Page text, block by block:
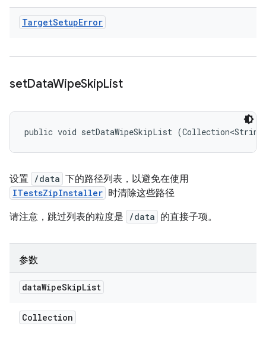
TargetSetupError
setDataWipeSkipList
public void setDataWipeSkipList
设置 /data 下的路径列表，以避免在使用
ITestsZipInstaller 时清除这些路径
请注意，跳过列表的粒度是
/data 的直接子项。
参数
dataWipeSkipList
Collection